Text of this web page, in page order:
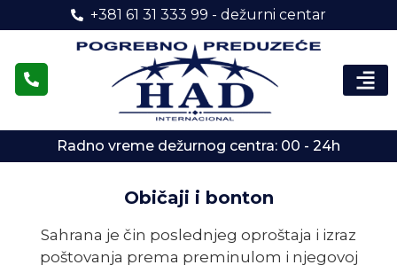
+381 61 31 333 99 - dežurni centar
Radno vreme dežurnog centra: 00 - 24h
Običaji i bonton
Sahrana je čin poslednjeg oproštaja i izraz
poštovanja prema preminulom i njegovoj